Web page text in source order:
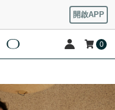
開啟APP
0